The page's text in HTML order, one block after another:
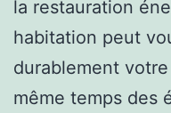
la restauration
habitation peut
durablement
même temps des